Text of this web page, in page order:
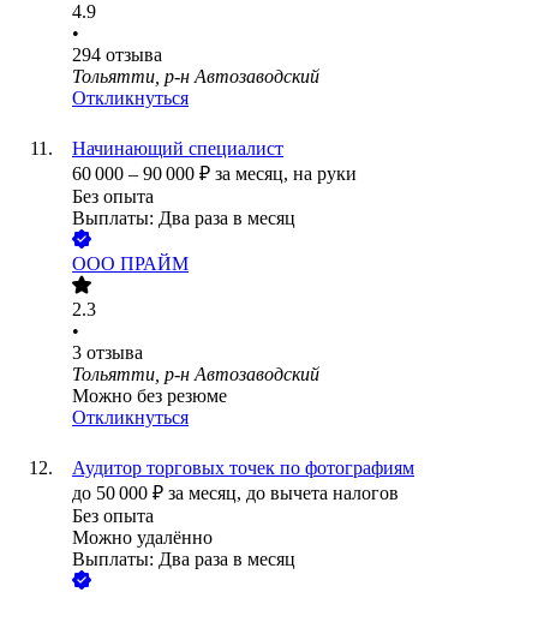
4.9
•
294 отзыва
Тольятти, р-н Автозаводский
Откликнуться
Начинающий специалист
60 000 – 90 000 ₽ за месяц, на руки
Без опыта
Выплаты: Два раза в месяц
ООО ПРАЙМ
2.3
•
3 отзыва
Тольятти, р-н Автозаводский
Можно без резюме
Откликнуться
Аудитор торговых точек по фотографиям
до 50 000 ₽ за месяц, до вычета налогов
Без опыта
Можно удалённо
Выплаты: Два раза в месяц